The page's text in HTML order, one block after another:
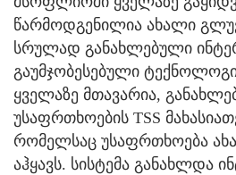
წარმოდგენილია ახალი
სრულად განახლებული
გაუმჯობესებული
ყველაზე მთავარია,
უსაფრთხოების TSS
რომელსაც უსაფრთხოება
აჰყავს. სისტემა განახლდა